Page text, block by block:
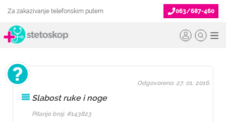
Za zakazivanje telefonskim putem 063/687-460
Slabost ruke i noge
Pitanje broj: #143823
Odgovoreno: 27. 01. 2016.